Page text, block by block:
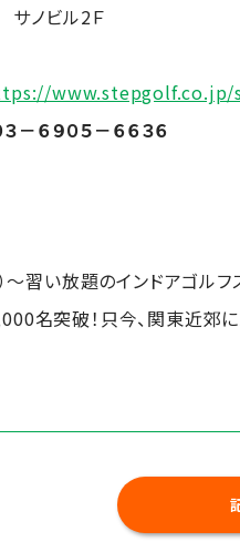
ノビル2Ｆ
３－６９０５－６６３６
習い放題のインドアゴルフ
名突破！只今、関東近郊